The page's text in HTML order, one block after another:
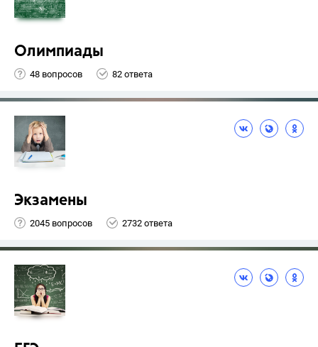
Олимпиады
48 вопросов 82 ответа
Экзамены
2045 вопросов 2732 ответа